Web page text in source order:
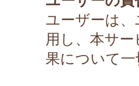
ユーザーは
用し、本サ
果について